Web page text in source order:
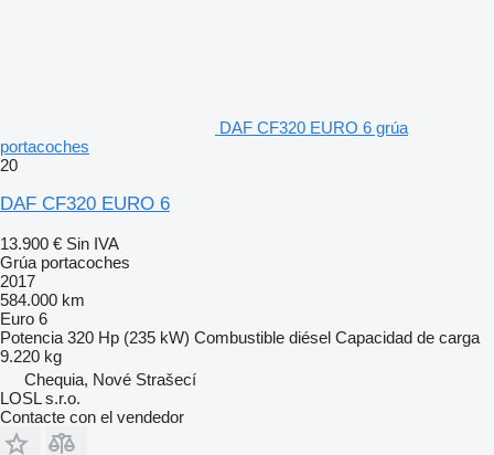
DAF CF320 EURO 6 grúa
portacoches
20
DAF CF320 EURO 6
13.900 € Sin IVA
Grúa portacoches
2017
584.000 km
Euro 6
Potencia 320 Hp (235 kW) Combustible diésel Capacidad de carga
9.220 kg
Chequia, Nové Strašecí
LOSL s.r.o.
Contacte con el vendedor